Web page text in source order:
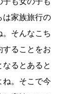
子も女の子も
は家族旅行の
そんなこち
することをお
るとあると
ね。そこで今